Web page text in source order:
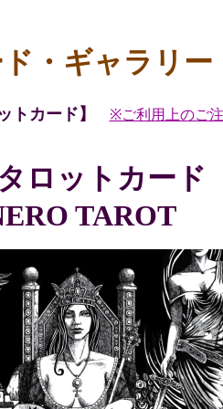
・ギャラリー
トカード】 ※ご利用上のご
タロットカード
TAROT